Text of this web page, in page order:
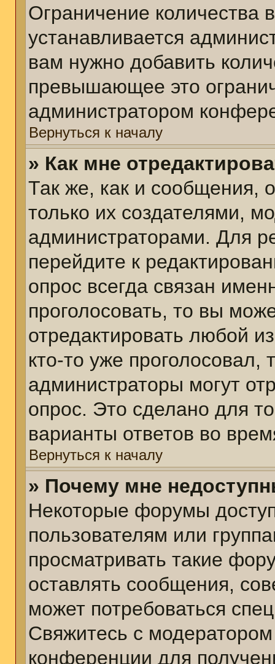
Ограничение количества
устанавливается
вам нужно добавить
превышающее это
администратором
Вернуться к началу
» Как мне
Так же, как и сообщения,
только их создателями,
администраторами. Для
перейдите к
опрос всегда связан
проголосовать, то вы
отредактировать любой
кто-то уже
администраторы могут
опрос. Это сделано для
варианты ответов во
Вернуться к началу
» Почему мне
Некоторые форумы
пользователям или
просматривать такие
оставлять сообщения,
может потребоваться
Свяжитесь с
конференции для